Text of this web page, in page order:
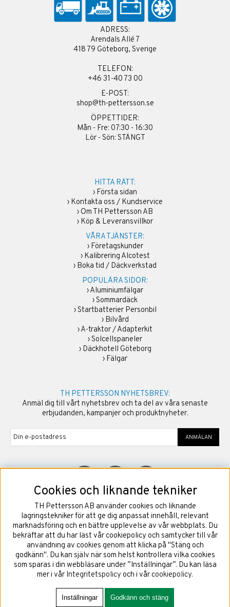
ADRESS:
Arendals Allé 7
418 79 Göteborg, Sverige
TELEFON:
+46 31-40 73 00
E-POST:
shop@th-pettersson.se
ÖPPETTIDER:
Mån - Fre: 07:30 - 16:30
Lör - Sön: STÄNGT
HITTA RÄTT:
› Första sidan
› Kontakta oss / Kundservice
› Om TH Pettersson AB
› Köp & Leveransvillkor
VÅRA TJÄNSTER:
› Företagskunder
› Kalibrering Alcotest
› Boka tid / Däckverkstad
POPULÄRA SIDOR:
›Aluminiumfälgar
›Sommardäck
›Startbatterier Personbil
› Bilvård
›A-traktor / Adapterkit
›Solcellspaneler
› Däckhotell Göteborg
› Fälgar
TH PETTERSSON NYHETSBREV:
Anmäl dig till vårt nyhetsbrev och ta del av våra senaste
erbjudanden, kampanjer och produktnyheter.
ANMÄLAN
©2026Copyright TH Pettersson AB
Cookies och liknande tekniker
TH Pettersson AB använder cookies och liknande
lagringstekniker för att ge dig anpassat innehåll, relevant
marknadsföring och en bättre upplevelse av vår webbplats. Du
bekräftar att du har läst vår cookiepolicy och samtycker till vår
användning av cookies genom att klicka på "Stäng och
godkänn". Du kan själv när som helst kontrollera vilka cookies
som sparas i din webbläsare under ”Inställningar”. Du kan läsa
mer i vår Integritetspolicy och i vår cookiepolicy.
Inställningar Godkänn och stäng